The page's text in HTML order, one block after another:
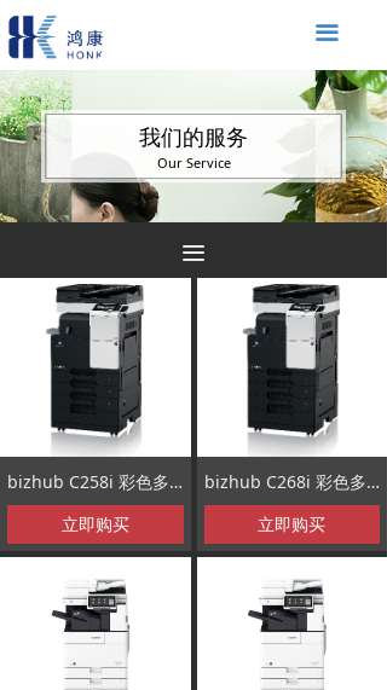
끀
我们的服务
Our Service
끀
bizhub C258i 彩色多功能数码复合机
立即购买
bizhub C268i 彩色多功能数码复合机
立即购买